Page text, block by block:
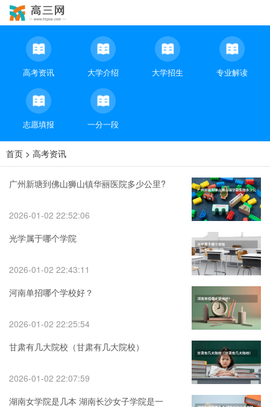
高考资讯 大学介绍 大学招生 专业解读
志愿填报 一分一段
首页 > 高考资讯
广州新塘到佛山狮山镇华丽医院多少公里?
2026-01-02 22:52:06
光学属于哪个学院
2026-01-02 22:43:11
河南单招哪个学校好？
2026-01-02 22:25:54
甘肃有几大院校（甘肃有几大院校）
2026-01-02 22:07:59
湖南女学院是几本 湖南长沙女子学院是一